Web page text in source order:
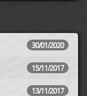
30/01/2020
15/11/2017
13/11/2017